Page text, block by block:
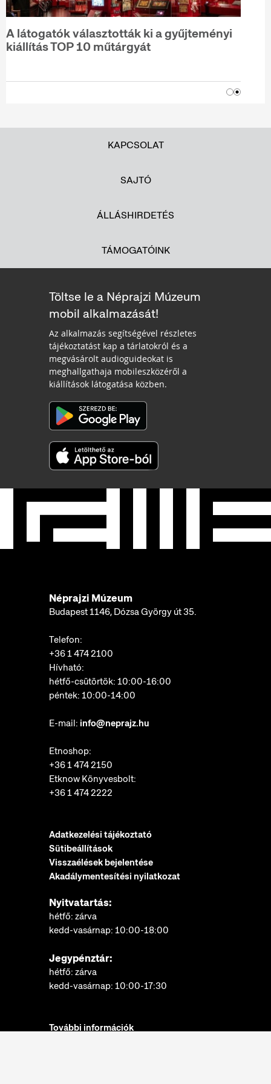
A látogatók választották ki a gyűjteményi
kiállítás TOP 10 műtárgyát
KAPCSOLAT
SAJTÓ
ÁLLÁSHIRDETÉS
TÁMOGATÓINK
Töltse le a Néprajzi Múzeum
mobil alkalmazását!
Az alkalmazás segítségével részletes
tájékoztatást kap a tárlatokról és a
megvásárolt audioguideokat is
meghallgathaja mobileszközéről a
kiállítások látogatása közben.
Néprajzi Múzeum
Budapest 1146, Dózsa György út 35.
Telefon:
+36 1 474 2100
Hívható:
hétfő-csütörtök: 10:00-16:00
péntek: 10:00-14:00
E-mail: info@neprajz.hu
Etnoshop:
+36 1 474 2150
Etknow Könyvesbolt:
+36 1 474 2222
Adatkezelési tájékoztató
Sütibeállítások
Visszaélések bejelentése
Akadálymentesítési nyilatkozat
Nyitvatartás:
hétfő: zárva
kedd-vasárnap: 10:00-18:00
Jegypénztár:
hétfő: zárva
kedd-vasárnap: 10:00-17:30
További információk